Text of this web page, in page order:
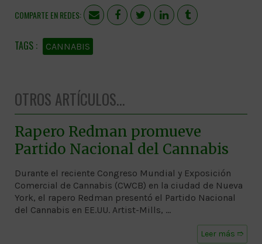
COMPARTE EN REDES:
CANNABIS
OTROS ARTÍCULOS...
Rapero Redman promueve
Partido Nacional del Cannabis
Durante el reciente Congreso Mundial y Exposición
Comercial de Cannabis (CWCB) en la ciudad de Nueva
York, el rapero Redman presentó el Partido Nacional
del Cannabis en EE.UU. Artist-Mills, …
Leer más ➱